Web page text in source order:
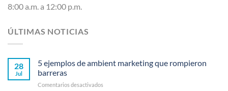
8:00 a.m. a 12:00 p.m.
ÚLTIMAS NOTICIAS
28
Jul
5 ejemplos de ambient marketing que rompieron
barreras
Comentarios desactivados